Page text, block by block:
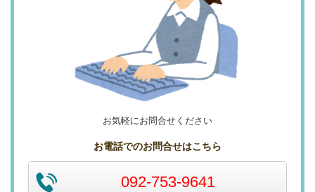
お気軽にお問合せください
お電話でのお問合せはこちら
092-753-9641